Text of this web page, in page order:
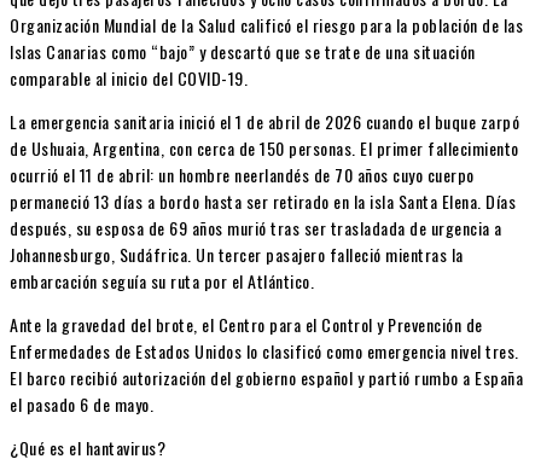
Organización Mundial de la Salud calificó el riesgo para la población de las
Islas Canarias como “bajo” y descartó que se trate de una situación
comparable al inicio del COVID-19.
La emergencia sanitaria inició el 1 de abril de 2026 cuando el buque zarpó
de Ushuaia, Argentina, con cerca de 150 personas. El primer fallecimiento
ocurrió el 11 de abril: un hombre neerlandés de 70 años cuyo cuerpo
permaneció 13 días a bordo hasta ser retirado en la isla Santa Elena. Días
después, su esposa de 69 años murió tras ser trasladada de urgencia a
Johannesburgo, Sudáfrica. Un tercer pasajero falleció mientras la
embarcación seguía su ruta por el Atlántico.
Ante la gravedad del brote, el Centro para el Control y Prevención de
Enfermedades de Estados Unidos lo clasificó como emergencia nivel tres.
El barco recibió autorización del gobierno español y partió rumbo a España
el pasado 6 de mayo.
¿Qué es el hantavirus?